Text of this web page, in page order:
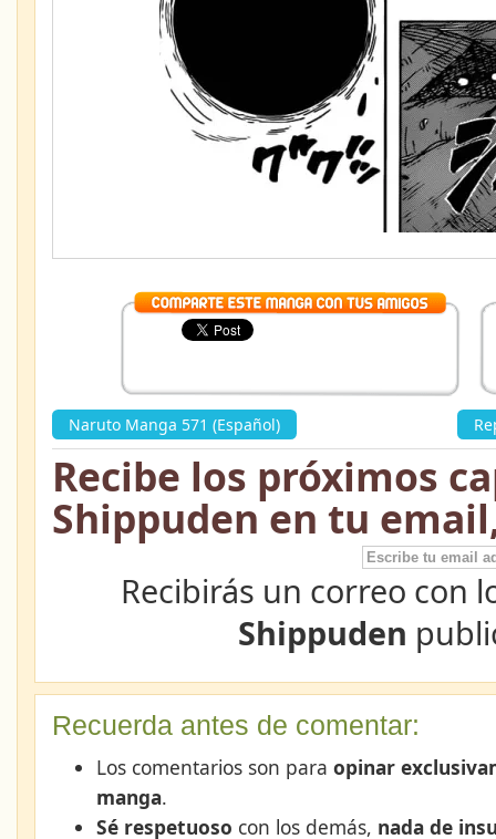
Naruto Manga 571 (Español)
Recibe los próximos
Shippuden en tu
Recibirás un correo con
Shippuden
Recuerda antes de comentar:
Los comentarios son para opinar
manga.
Sé respetuoso con los demás, nada de